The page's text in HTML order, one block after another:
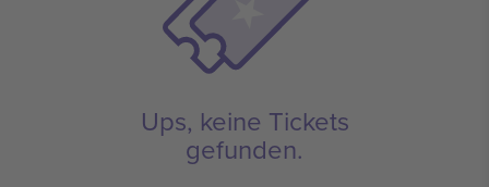
Ups, keine Tickets
gefunden.